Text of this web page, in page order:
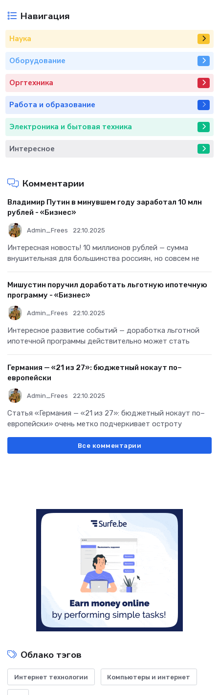
Навигация
Наука
Оборудование
Оргтехника
Работа и образование
Электроника и бытовая техника
Интересное
Комментарии
Владимир Путин в минувшем году заработал 10 млн
рублей - «Бизнес»
Admin_Frees 22.10.2025
Интересная новость! 10 миллионов рублей — сумма
внушительная для большинства россиян, но совсем не
Мишустин поручил доработать льготную ипотечную
программу - «Бизнес»
Admin_Frees 22.10.2025
Интересное развитие событий — доработка льготной
ипотечной программы действительно может стать
Германия — «21 из 27»: бюджетный нокаут по–
европейски
Admin_Frees 22.10.2025
Статья «Германия — «21 из 27»: бюджетный нокаут по–
европейски» очень метко подчеркивает остроту
Все комментарии
Облако тэгов
Интернет технологии Компьютеры и интернет